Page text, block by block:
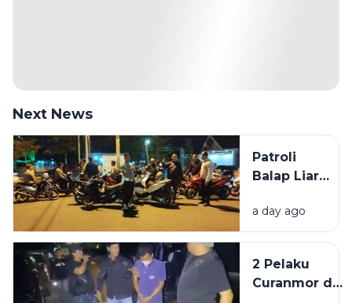
Next News
Patroli
Balap Liar,
Amankan
62 Motor di
a day ago
2 Pelaku
Curanmor di